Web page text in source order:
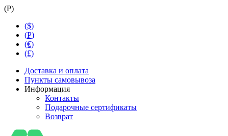
(Р)
($)
(Р)
(€)
(£)
Доставка и оплата
Пункты самовывоза
Информация
Контакты
Подарочные сертификаты
Возврат